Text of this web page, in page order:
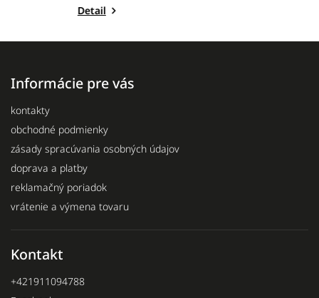
Informácie pre vás
kontakty
obchodné podmienky
zásady spracúvania osobných údajov
doprava a platby
reklamačný poriadok
vrátenie a výmena tovaru
Kontakt
+421911094788